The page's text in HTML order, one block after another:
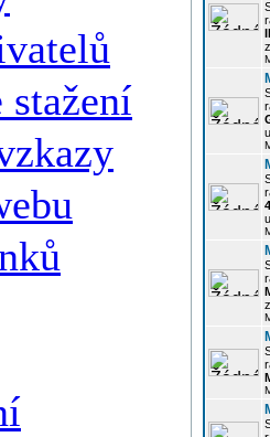
stažení